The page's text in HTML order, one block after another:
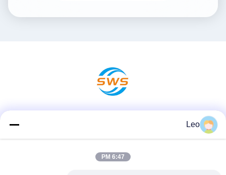
Leo
6:47 PM